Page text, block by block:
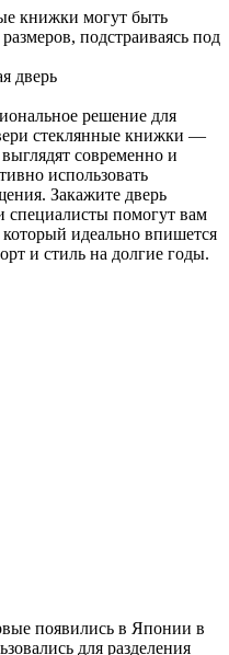
книжки могут быть
подстраиваясь под
решение для
стеклянные книжки —
современно и
использовать
Закажите дверь
помогут вам
идеально впишется
и стиль на долгие годы.
появились в Японии в
для разделения